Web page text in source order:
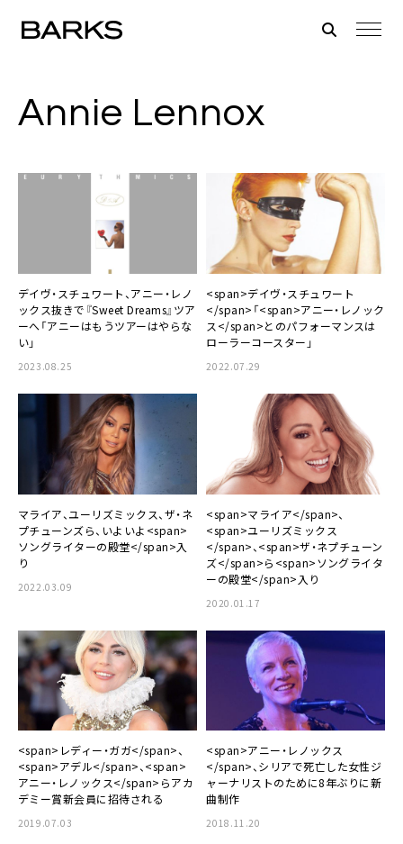
Annie Lennox
デイヴ・スチュワート、アニー・レノ
ックス抜きで『Sweet Dreams』ツア
ーへ「アニーはもうツアーはやらな
い」
2023.08.25
<span>デイヴ・スチュワート
</span>「<span>アニー・レノック
ス</span>とのパフォーマンスは
ローラーコースター」
2022.07.29
マライア、ユーリズミックス、ザ・ネ
プチューンズら、いよいよ<span>
ソングライターの殿堂</span>入
り
2022.03.09
<span>マライア</span>、
<span>ユーリズミックス
</span>、<span>ザ・ネプチューン
ズ</span>ら<span>ソングライタ
ーの殿堂</span>入り
2020.01.17
<span>レディー・ガガ</span>、
<span>アデル</span>、<span>
アニー・レノックス</span>らアカ
デミー賞新会員に招待される
2019.07.03
<span>アニー・レノックス
</span>、シリアで死亡した女性ジ
ャーナリストのために8年ぶりに新
曲制作
2018.11.20